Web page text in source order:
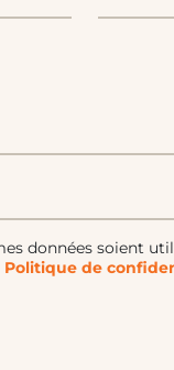
données soient
Politique de